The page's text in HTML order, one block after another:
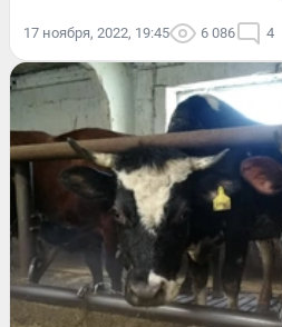
17 ноября, 2022, 19:45 6 086 4